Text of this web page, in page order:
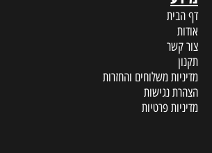
דף הבית
אודות
צור קשר
תקנון
מדיניות משלוחים והחזרות
הצהרת נגישות
מדיניות פרטיות